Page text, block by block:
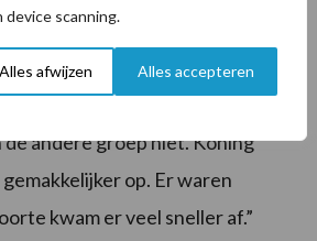
scanning.
Alles afwijzen Alles accepteren
ingrijpen noodzakelijk is.
tijdelijk zijn
andere groep niet. Koning
op. Er waren
kwam er veel sneller af.”